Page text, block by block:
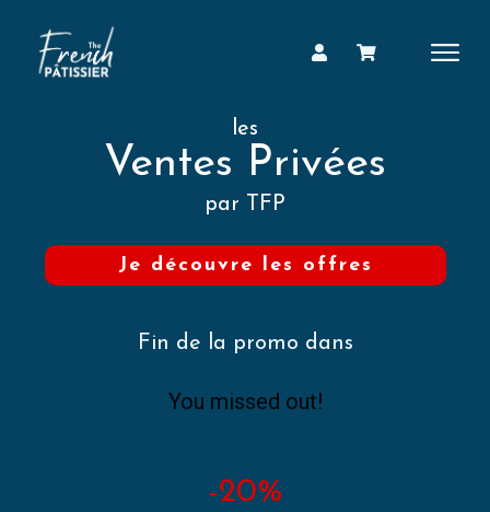
les
Ventes Privées
par TFP
Je découvre les offres
Fin de la promo dans
You missed out!
-20%